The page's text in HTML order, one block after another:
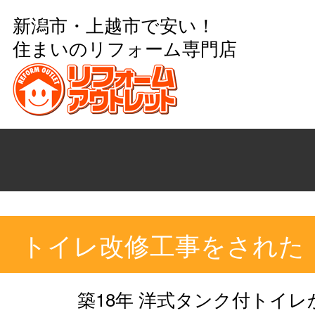
新潟市・上越市で安い！
住まいのリフォーム専門店
トイレ改修工事をされ
築18年 洋式タンク付トイ